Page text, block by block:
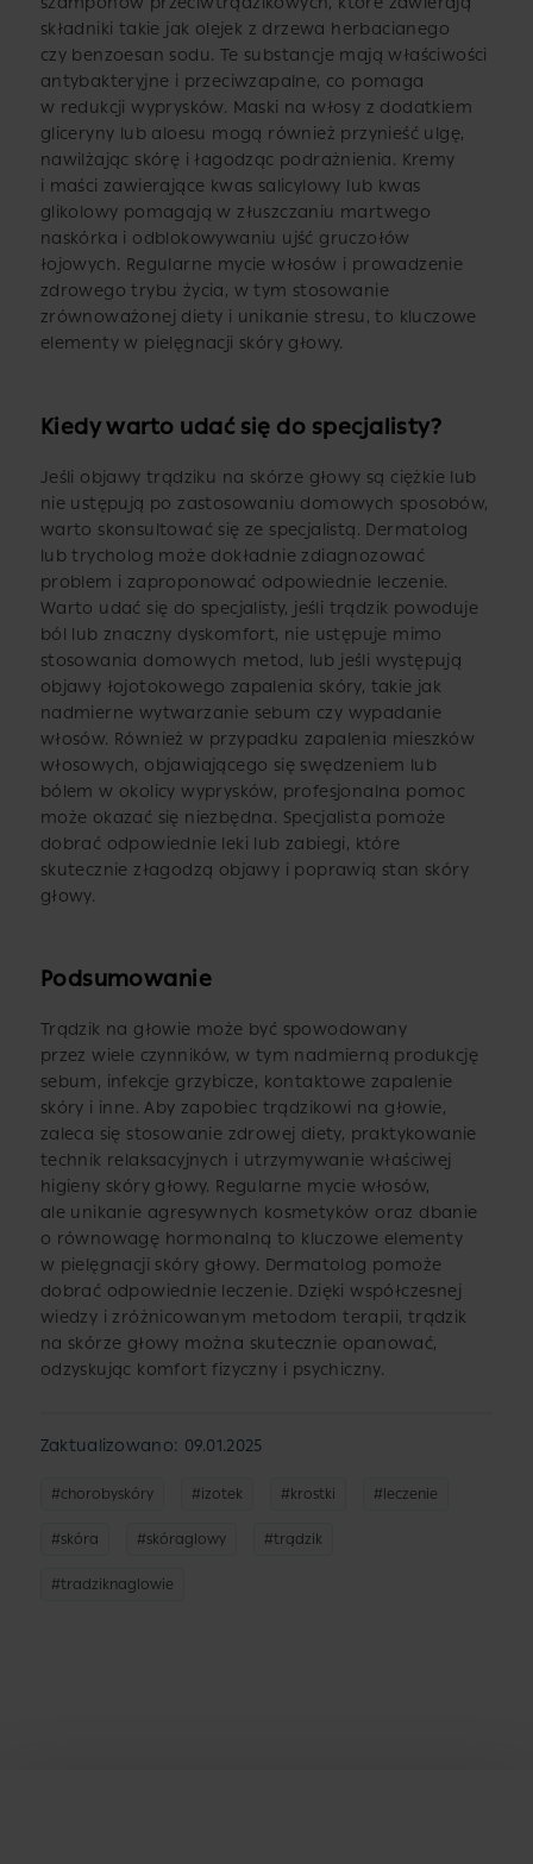
składniki takie jak olejek z drzewa herbacianego
czy benzoesan sodu. Te substancje mają właściwości
antybakteryjne i przeciwzapalne, co pomaga
w redukcji wyprysków. Maski na włosy z dodatkiem
gliceryny lub aloesu mogą również przynieść ulgę,
nawilżając skórę i łagodząc podrażnienia. Kremy
i maści zawierające kwas salicylowy lub kwas
glikolowy pomagają w złuszczaniu martwego
naskórka i odblokowywaniu ujść gruczołów
łojowych. Regularne mycie włosów i prowadzenie
zdrowego trybu życia, w tym stosowanie
zrównoważonej diety i unikanie stresu, to kluczowe
elementy w pielęgnacji skóry głowy.
Kiedy warto udać się do specjalisty?
Jeśli objawy trądziku na skórze głowy są ciężkie lub
nie ustępują po zastosowaniu domowych sposobów,
warto skonsultować się ze specjalistą. Dermatolog
lub trycholog może dokładnie zdiagnozować
problem i zaproponować odpowiednie leczenie.
Warto udać się do specjalisty, jeśli trądzik powoduje
ból lub znaczny dyskomfort, nie ustępuje mimo
stosowania domowych metod, lub jeśli występują
objawy łojotokowego zapalenia skóry, takie jak
nadmierne wytwarzanie sebum czy wypadanie
włosów. Również w przypadku zapalenia mieszków
włosowych, objawiającego się swędzeniem lub
bólem w okolicy wyprysków, profesjonalna pomoc
może okazać się niezbędna. Specjalista pomoże
dobrać odpowiednie leki lub zabiegi, które
skutecznie złagodzą objawy i poprawią stan skóry
głowy.
Podsumowanie
Trądzik na głowie może być spowodowany
przez wiele czynników, w tym nadmierną produkcję
sebum, infekcje grzybicze, kontaktowe zapalenie
skóry i inne. Aby zapobiec trądzikowi na głowie,
zaleca się stosowanie zdrowej diety, praktykowanie
technik relaksacyjnych i utrzymywanie właściwej
higieny skóry głowy. Regularne mycie włosów,
ale unikanie agresywnych kosmetyków oraz dbanie
o równowagę hormonalną to kluczowe elementy
w pielęgnacji skóry głowy. Dermatolog pomoże
dobrać odpowiednie leczenie. Dzięki współczesnej
wiedzy i zróżnicowanym metodom terapii, trądzik
na skórze głowy można skutecznie opanować,
odzyskując komfort fizyczny i psychiczny.
Zaktualizowano: 09.01.2025
#chorobyskóry #izotek #krostki #leczenie
#skóra #skóraglowy #trądzik
#tradziknaglowie